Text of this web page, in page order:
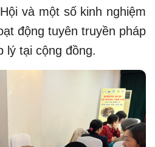
và một số kinh nghiệm
động tuyên truyền pháp
lý tại cộng đồng.